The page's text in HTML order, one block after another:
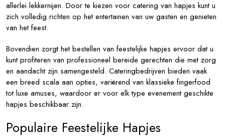
allerlei lekkernijen. Door te kiezen voor catering van hapjes kunt u
zich volledig richten op het entertainen van uw gasten en genieten
van het feest.
Bovendien zorgt het bestellen van feestelijke hapjes ervoor dat u
kunt profiteren van professioneel bereide gerechten die met zorg
en aandacht zijn samengesteld. Cateringbedrijven bieden vaak
een breed scala aan opties, variërend van klassieke fingerfood
tot luxe amuses, waardoor er voor elk type evenement geschikte
hapjes beschikbaar zijn.
Populaire Feestelijke Hapjes